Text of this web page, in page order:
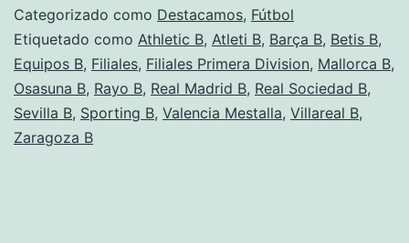
Categorizado como Destacamos, Fútbol
Etiquetado como Athletic B, Atleti B, Barça B, Betis B,
Equipos B, Filiales, Filiales Primera Division, Mallorca B,
Osasuna B, Rayo B, Real Madrid B, Real Sociedad B,
Sevilla B, Sporting B, Valencia Mestalla, Villareal B,
Zaragoza B